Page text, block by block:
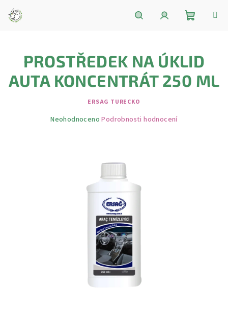
obsah
košík
PROSTŘEDEK NA ÚKLID
AUTA KONCENTRÁT 250 ML
ERSAG TURECKO
Průměrné
Neohodnoceno Podrobnosti hodnocení